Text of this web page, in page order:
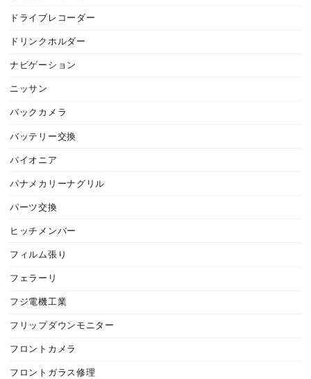
ドライブレコーダー
ドリンクホルダー
ナビゲーション
ニッサン
バックカメラ
バッテリー交換
パイオニア
パナメカリーナグリル
パーツ交換
ヒッチメンバー
フィルム張り
フェラーリ
フジ電機工業
フリップダウンモニター
フロントカメラ
フロントガラス修理